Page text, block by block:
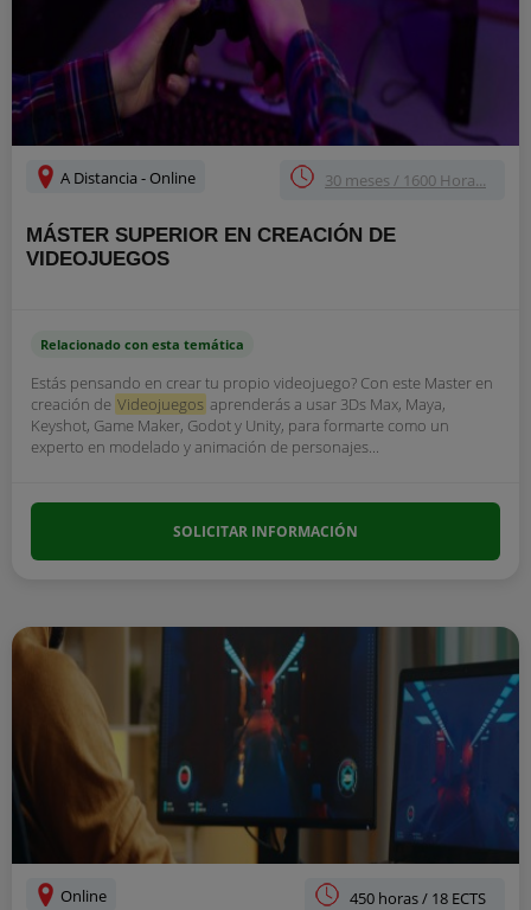
A Distancia - Online 30 meses / 1600 Hora...
MÁSTER SUPERIOR EN CREACIÓN DE
VIDEOJUEGOS
Relacionado con esta temática
Estás pensando en crear tu propio videojuego? Con este Master en
creación de Videojuegos aprenderás a usar 3Ds Max, Maya,
Keyshot, Game Maker, Godot y Unity, para formarte como un
experto en modelado y animación de personajes...
SOLICITAR INFORMACIÓN
Online 450 horas / 18 ECTS